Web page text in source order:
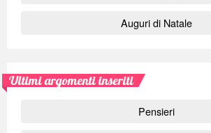
Auguri di Natale
Ultimi argomenti inseriti
Pensieri